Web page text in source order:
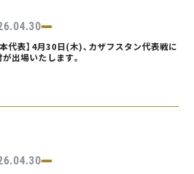
本代表】4月30日(木)、カザフスタン代表戦に
出場いたします。